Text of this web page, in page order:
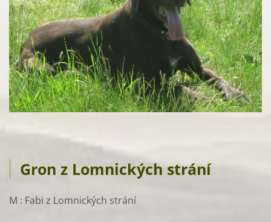
Gron z Lomnických strání
M : Fabi z Lomnických strání